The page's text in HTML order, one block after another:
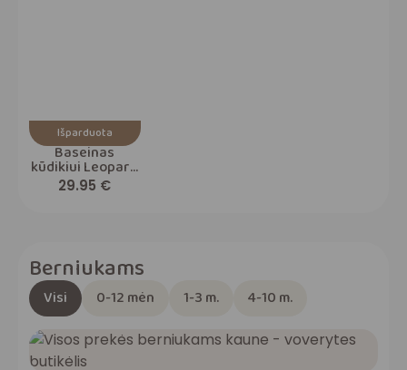
Išparduota
Baseinas
kūdikiui Leopard
Beige 100cm
29.95 €
Berniukams
Visi 0-12 mėn 1-3 m. 4-10 m.